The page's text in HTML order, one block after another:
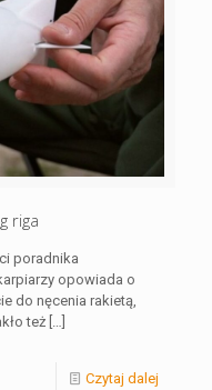
riga
poradnika
opowiada o
do nęcenia rakietą,
też […]
Czytaj dalej